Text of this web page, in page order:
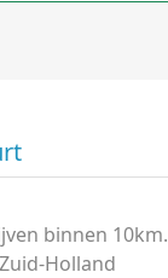
binnen 10km.
Holland